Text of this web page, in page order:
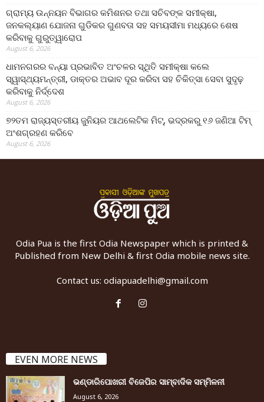
ଗ୍ରାମ୍ୟ ଉନ୍ନୟନ ବିଭାଗର କମିଶନର ତଥା ସଚିବଙ୍କ ସମୀକ୍ଷା,
ଜନକଲ୍ୟାଣ ଯୋଜନା ଗୁଡିକର ଗୁଣବତା ସହ ସମୟସୀମା ମଧ୍ୟରେ ଶେଷ
କରିବାକୁ ଗୁରୁତ୍ୱାରୋପ
August 6, 2026
ଧାମନଗରର ବନ୍ୟା ପ୍ରଭାବିତ ଅଂଚଳର ସ୍ଥିତି ସମୀକ୍ଷା କଲେ
ସ୍ୱାସ୍ଥ୍ୟମନ୍ତ୍ରୀ, ଡାକ୍ତର ଅଭାବ ଦୂର କରିବା ସହ ଚିକିତ୍ସା ସେବା ସୁଦୃଢ଼
କରିବାକୁ ନିର୍ଦ୍ଦେଶ
August 6, 2026
୭୨ତମ ରାଜ୍ୟସ୍ତରୀୟ ଜୁନିୟର ଆଥଲେଟିକ ମିଟ୍‌, ଭଦ୍ରକରୁ ୧୬ ଜଣିଆ ଟିମ୍
ଅଂଶଗ୍ରହଣ କରିବେ
August 6, 2026
Odia Pua is the first Odia Newspaper which is printed &
Published from New Delhi & first Odia mobile news site.
Contact us: odiapuadelhi@gmail.com
EVEN MORE NEWS
ଭଣ୍ଡାରିପୋଖରୀ ବିଜେପିର ସାମ୍ବାଦିକ ସମ୍ମିଳନୀ
August 6, 2026